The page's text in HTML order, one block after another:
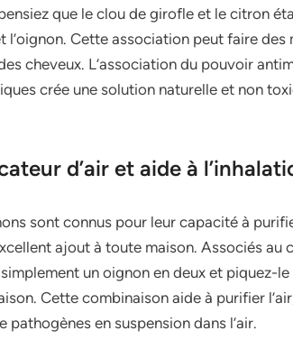
que le clou de girofle et le citron
l’oignon. Cette association peut faire
cheveux. L’association du pouvoir
crée une solution naturelle et non
d’air et aide à
sont connus pour leur capacité à
ajout à toute maison. Associés au
un oignon en deux et piquez-
Cette combinaison aide à purifier
pathogènes en suspension dans l’air.